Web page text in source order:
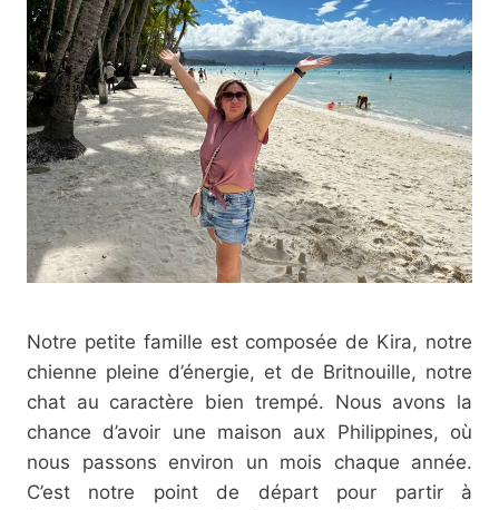
Notre petite famille est composée de Kira, notre
chienne pleine d’énergie, et de Britnouille, notre
chat au caractère bien trempé. Nous avons la
chance d’avoir une maison aux Philippines, où
nous passons environ un mois chaque année.
C’est notre point de départ pour partir à